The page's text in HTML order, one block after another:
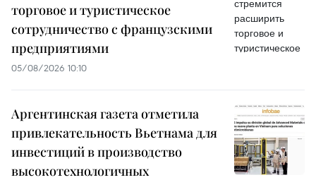
торговое и туристическое
сотрудничество с французскими
предприятиями
05/08/2026 10:10
Аргентинская газета отметила
привлекательность Вьетнама для
инвестиций в производство
высокотехнологичных